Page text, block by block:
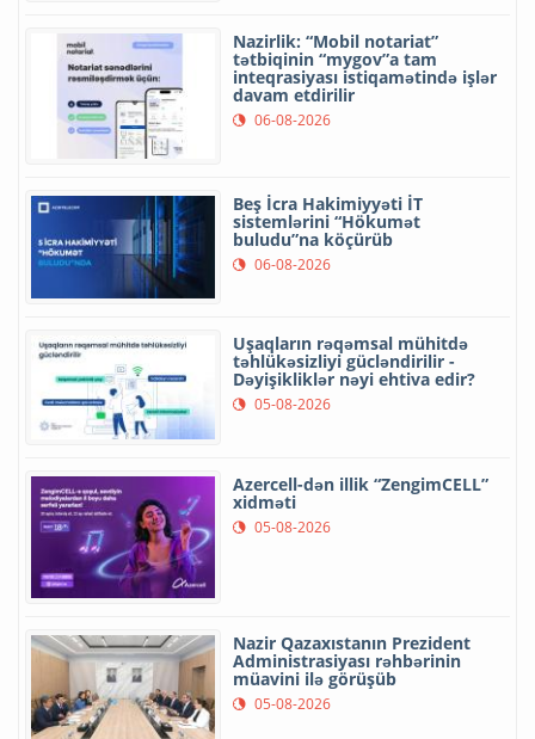
Nazirlik: “Mobil notariat”
tətbiqinin “mygov”a tam
inteqrasiyası istiqamətində işlər
davam etdirilir
06-08-2026
Beş İcra Hakimiyyəti İT
sistemlərini “Hökumət
buludu”na köçürüb
06-08-2026
Uşaqların rəqəmsal mühitdə
təhlükəsizliyi gücləndirilir -
Dəyişikliklər nəyi ehtiva edir?
05-08-2026
Azercell-dən illik “ZengimCELL”
xidməti
05-08-2026
Nazir Qazaxıstanın Prezident
Administrasiyası rəhbərinin
müavini ilə görüşüb
05-08-2026